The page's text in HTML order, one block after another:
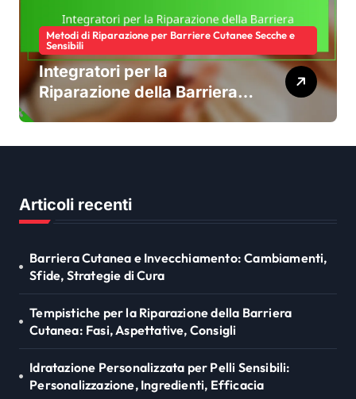
Metodi di Riparazione per Barriere Cutanee Secche e
Sensibili
Integratori per la
Riparazione della Barriera
Cutanea: Tipi, Benefici,
Articoli recenti
Barriera Cutanea e Invecchiamento: Cambiamenti,
Sfide, Strategie di Cura
Tempistiche per la Riparazione della Barriera
Cutanea: Fasi, Aspettative, Consigli
Idratazione Personalizzata per Pelli Sensibili:
Personalizzazione, Ingredienti, Efficacia